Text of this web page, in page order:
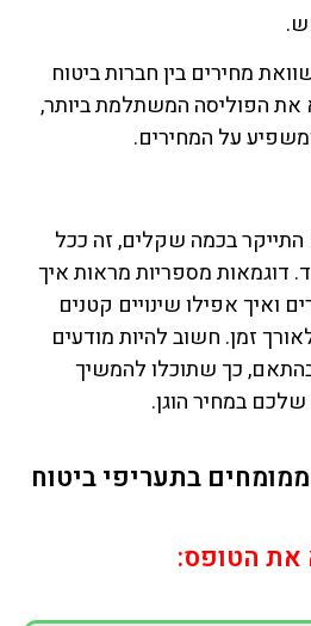
מחירים בין חברות ביטוח
את הפוליסה המשתלמת ביותר,
על המחירים.
בכמה שקלים, זה ככל
דוגמאות מספריות מראות איך
ואיך אפילו שינויים קטנים
זמן. חשוב להיות מודעים
בהתאם, כך שתוכלו להמשיך
שלכם במחיר הוגן.
בתעריפי ביטוח
את הטופס: